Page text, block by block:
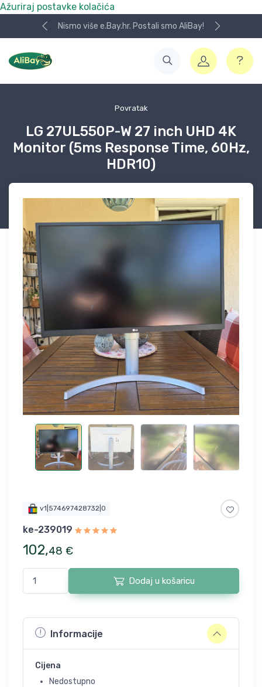
Ažuriraj postavke kolačića
Nismo više e.Bay.hr. Postali smo AliBay!
Povratak
LG 27UL550P-W 27 inch UHD 4K
Monitor (5ms Response Time, 60Hz,
HDR10)
v1|574697428732|0
ke-239019
102,48 €
Dodaj u košaricu
Informacije
Cijena
Nedostupno